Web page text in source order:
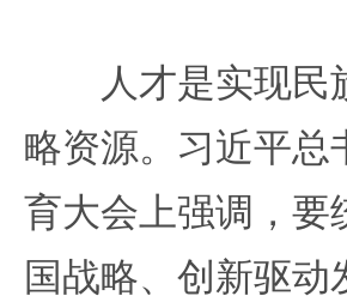
人才是实现民
略资源。习近平
育大会上强调，要
国战略、创新驱